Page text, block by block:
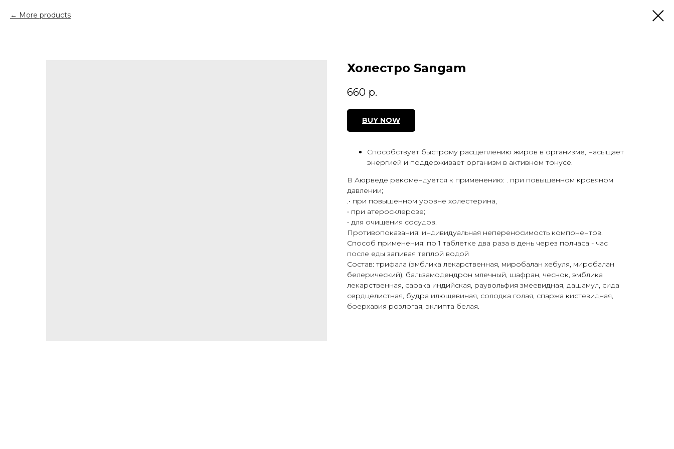
More products
Холестро Sangam
660 р.
BUY NOW
Способствует быстрому расщеплению жиров в организме, насыщает
энергией и поддерживает организм в активном тонусе.
В Аюрведе рекомендуется к применению: . при повышенном кровяном
давлении;
.• при повышенном уровне холестерина,
• при атеросклерозе;
• для очищения сосудов.
Противопоказания: индивидуальная непереносимость компонентов.
Способ применения: по 1 таблетке два раза в день через полчаса - час
после еды запивая теплой водой
Состав: трифала (эмблика лекарственная, миробалан хебуля, миробалан
белерический), бальзамодендрон млечный, шафран, чеснок, эмблика
лекарственная, сарака индийская, раувольфия змеевидная, дашамул, сида
сердцелистная, будра илющевиная, солодка голая, спаржа кистевидная,
боерхавия розлогая, эклипта белая.